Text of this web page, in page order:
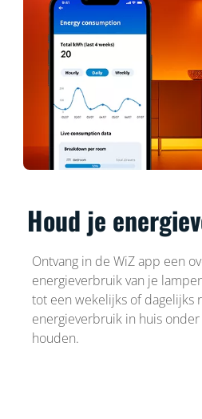
Houd je
Ontvang in de WiZ app een
energieverbruik van je
tot een wekelijks of dagelijks
energieverbruik in huis
houden.